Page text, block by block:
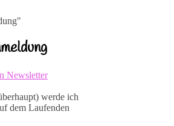
Newsletter
werde ich
dem Laufenden